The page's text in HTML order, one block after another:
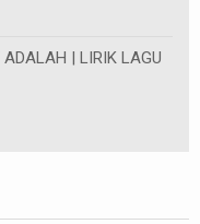
| LIRIK LAGU